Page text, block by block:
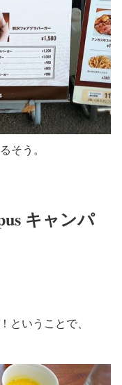
そう。
キャンパ
ということで、